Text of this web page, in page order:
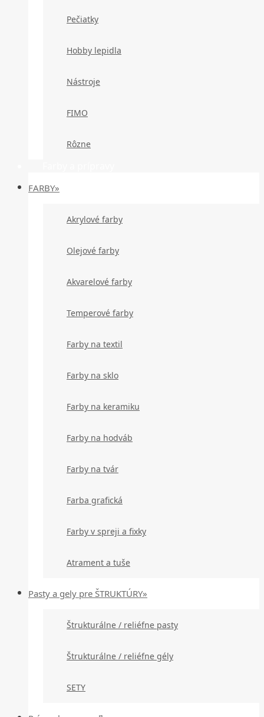
Pečiatky
Hobby lepidla
Nástroje
FIMO
Rôzne
FARBY»
Akrylové farby
Olejové farby
Akvarelové farby
Temperové farby
Farby na textil
Farby na sklo
Farby na keramiku
Farby na hodváb
Farby na tvár
Farba grafická
Farby v spreji a fixky
Atrament a tuše
Pasty a gely pre ŠTRUKTÚRY»
Štrukturálne / reliéfne pasty
Štrukturálne / reliéfne gély
SETY